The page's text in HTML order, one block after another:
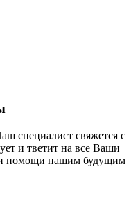
специалист свяжется с
и тветит на все Ваши
помощи нашим будущим